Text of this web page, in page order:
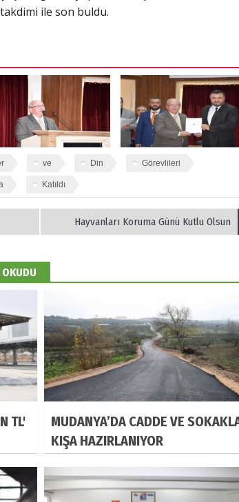
ile son buldu.
ve Din Görevlileri
Katıldı
Hayvanları Koruma Günü Kutlu Olsun
OKUDU
TL'
MUDANYA’DA CADDE VE
KIŞA HAZIRLANIYOR